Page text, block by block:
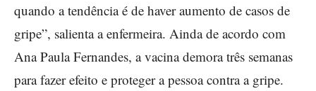
quando a tendência é de haver aumento de casos de
gripe”, salienta a enfermeira. Ainda de acordo com
Ana Paula Fernandes, a vacina demora três semanas
para fazer efeito e proteger a pessoa contra a gripe.